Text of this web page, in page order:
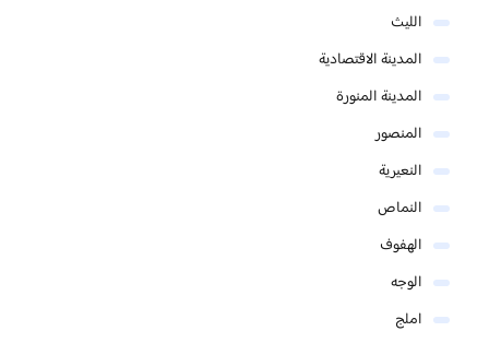
الليث
المدينة الاقتصادية
المدينة المنورة
المنصور
النعيرية
النماص
الهفوف
الوجه
املج